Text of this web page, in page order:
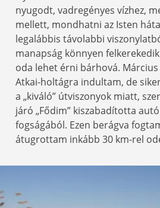
nyugodt, vadregényes vízhez,
mellett, mondhatni az Isten
legalábbis távolabbi
manapság könnyen
oda lehet érni bárhová. Március
Atkai-holtágra indultam, de
a „kiváló” útviszonyok miatt,
járó „Fődim” kiszabadította
fogságából. Ezen berágva
átugrottam inkább 30 km-rel